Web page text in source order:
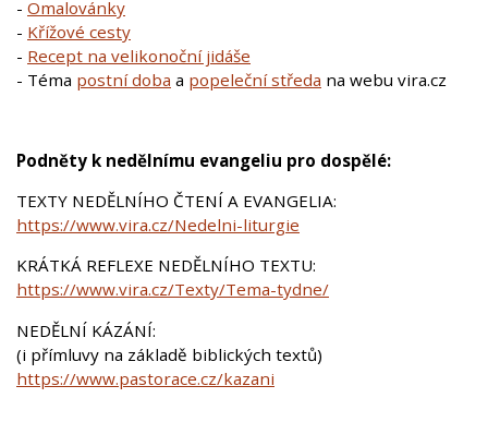
- Omalovánky
- Křížové cesty
- Recept na velikonoční jidáše
- Téma postní doba a popeleční středa na webu vira.cz
Podněty k nedělnímu evangeliu pro dospělé:
TEXTY NEDĚLNÍHO ČTENÍ A EVANGELIA:
https://www.vira.cz/Nedelni-liturgie
KRÁTKÁ REFLEXE NEDĚLNÍHO TEXTU:
https://www.vira.cz/Texty/Tema-tydne/
NEDĚLNÍ KÁZÁNÍ:
(i přímluvy na základě biblických textů)
https://www.pastorace.cz/kazani